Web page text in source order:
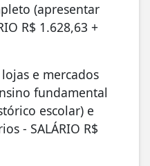
(apresentar
R$ 1.628,63 +
e mercados
fundamental
escolar) e
- SALÁRIO R$